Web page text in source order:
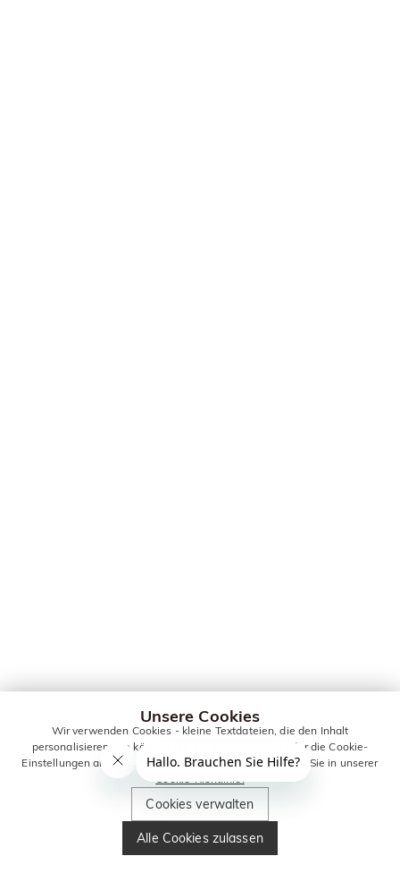
Unsere Cookies
Wir verwenden Cookies - kleine Textdateien, die den Inhalt
personalisieren. Sie können alle Cookies zulassen oder die Cookie-
Einstellungen anpassen. Weitere Informationen erhalten Sie in unserer
Cookie-Richtlinie.
Cookies verwalten
Alle Cookies zulassen